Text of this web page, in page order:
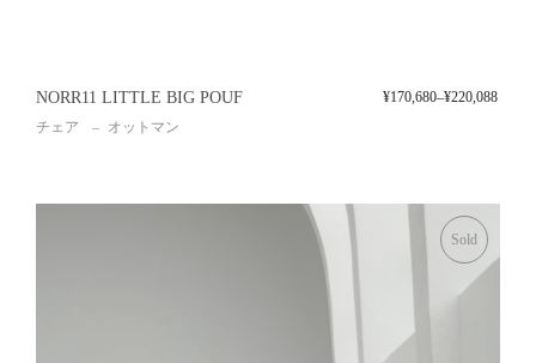
NORR11 LITTLE BIG POUF
チェア オットマン
¥170,680–¥220,088
Sold